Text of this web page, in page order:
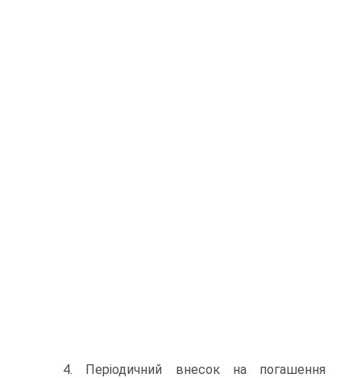
4. Періодичний внесок на погашення